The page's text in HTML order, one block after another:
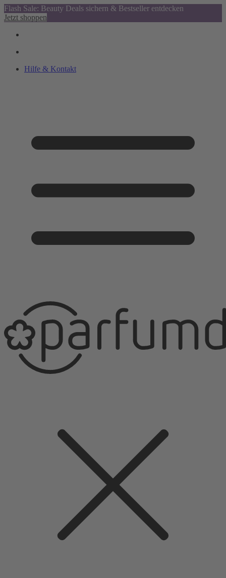
Flash Sale: Beauty Deals sichern & Bestseller entdecken
Jetzt shoppen
Hilfe & Kontakt